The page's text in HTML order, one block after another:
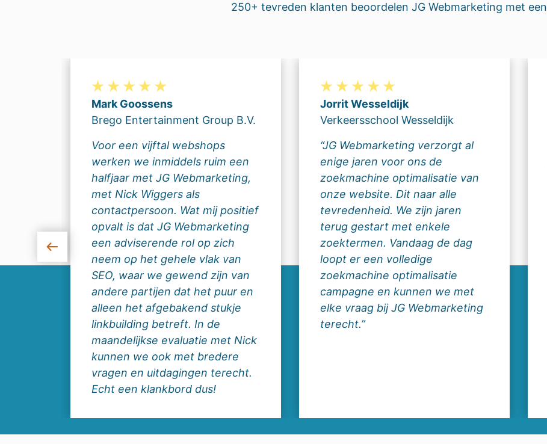
250+ tevreden klanten beoordelen JG Webmarketing met een
Mark Goossens
Brego Entertainment Group B.V.
Voor een vijftal webshops
werken we inmiddels ruim een
halfjaar met JG Webmarketing,
met Nick Wiggers als
contactpersoon. Wat mij positief
opvalt is dat JG Webmarketing
een adviserende rol op zich
neem op het gehele vlak van
SEO, waar we gewend zijn van
andere partijen dat het puur en
alleen het afgebakend stukje
linkbuilding betreft. In de
maandelijkse evaluatie met Nick
kunnen we ook met bredere
vragen en uitdagingen terecht.
Echt een klankbord dus!
Jorrit Wesseldijk
Verkeersschool Wesseldijk
“JG Webmarketing verzorgt al
enige jaren voor ons de
zoekmachine optimalisatie van
onze website. Dit naar alle
tevredenheid. We zijn jaren
terug gestart met enkele
zoektermen. Vandaag de dag
loopt er een volledige
zoekmachine optimalisatie
campagne en kunnen we met
elke vraag bij JG Webmarketing
terecht.”